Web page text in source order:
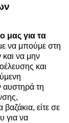
μας για τα
να μπούμε στη
να μην
και
αυστηρά τη
είτε σε
για να